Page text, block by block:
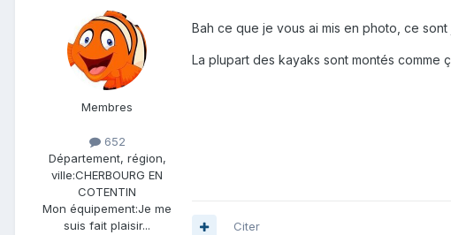
Membres
652
Département, région,
ville:CHERBOURG EN
COTENTIN
Mon équipement:Je me
suis fait plaisir...
Bah ce que je vous ai mis en photo, ce
La plupart des kayaks sont montés comme
Citer